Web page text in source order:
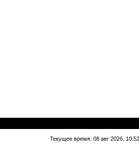
Текущее время: 08 авг 2026,